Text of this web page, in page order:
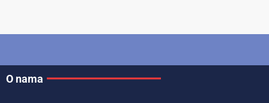
O nama